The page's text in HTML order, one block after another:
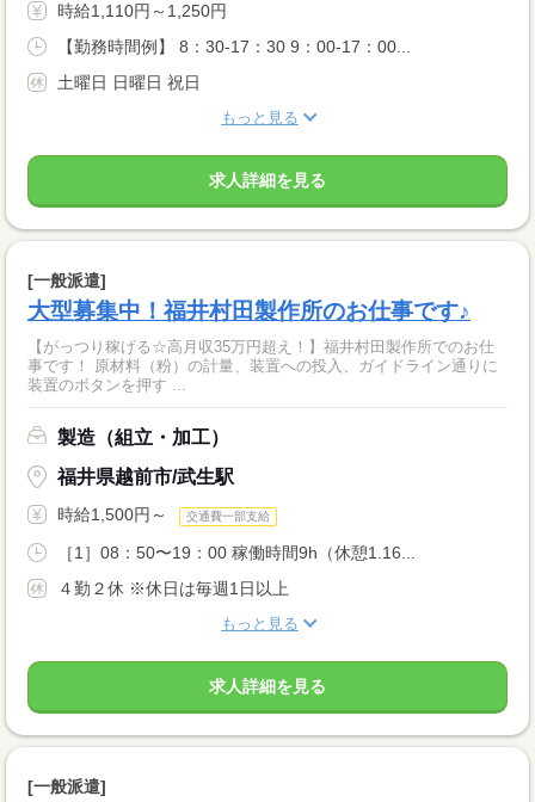
時給1,110円～1,250円
【勤務時間例】 8：30-17：30 9：00-17：00...
土曜日 日曜日 祝日
もっと見る
求人詳細を見る
[一般派遣]
大型募集中！福井村田製作所のお仕事です♪
【がっつり稼げる☆高月収35万円超え！】福井村田製作所でのお仕
事です！ 原材料（粉）の計量、装置への投入、ガイドライン通りに
装置のボタンを押す ...
製造（組立・加工）
福井県越前市/武生駅
時給1,500円～ 交通費一部支給
［1］08：50〜19：00 稼働時間9h（休憩1.16...
４勤２休 ※休日は毎週1日以上
もっと見る
求人詳細を見る
[一般派遣]